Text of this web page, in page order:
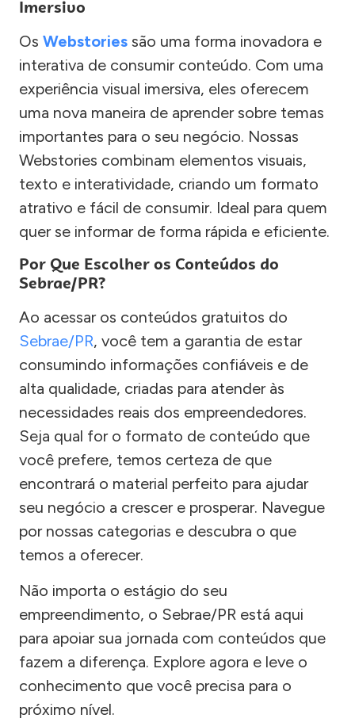
Imersivo
Os Webstories são uma forma inovadora e
interativa de consumir conteúdo. Com uma
experiência visual imersiva, eles oferecem
uma nova maneira de aprender sobre temas
importantes para o seu negócio. Nossas
Webstories combinam elementos visuais,
texto e interatividade, criando um formato
atrativo e fácil de consumir. Ideal para quem
quer se informar de forma rápida e eficiente.
Por Que Escolher os Conteúdos do
Sebrae/PR?
Ao acessar os conteúdos gratuitos do
Sebrae/PR, você tem a garantia de estar
consumindo informações confiáveis e de
alta qualidade, criadas para atender às
necessidades reais dos empreendedores.
Seja qual for o formato de conteúdo que
você prefere, temos certeza de que
encontrará o material perfeito para ajudar
seu negócio a crescer e prosperar. Navegue
por nossas categorias e descubra o que
temos a oferecer.
Não importa o estágio do seu
empreendimento, o Sebrae/PR está aqui
para apoiar sua jornada com conteúdos que
fazem a diferença. Explore agora e leve o
conhecimento que você precisa para o
próximo nível.